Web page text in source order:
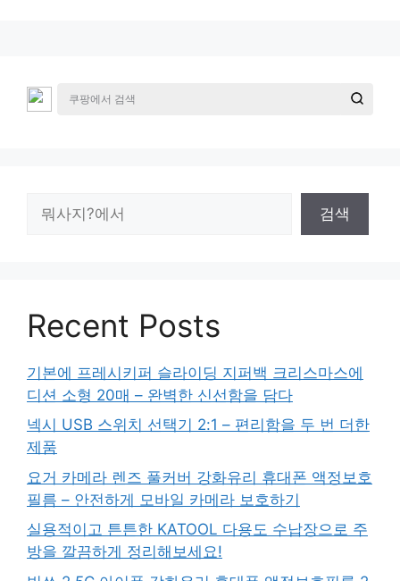
검색
Recent Posts
기본에 프레시키퍼 슬라이딩 지퍼백 크리스마스에
디션 소형 20매 – 완벽한 신선함을 담다
넥시 USB 스위치 선택기 2:1 – 편리함을 두 번 더한
제품
요거 카메라 렌즈 풀커버 강화유리 휴대폰 액정보호
필름 – 안전하게 모바일 카메라 보호하기
실용적이고 튼튼한 KATOOL 다용도 수납장으로 주
방을 깔끔하게 정리해보세요!